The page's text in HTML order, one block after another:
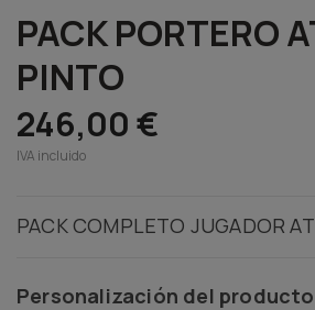
PACK PORTERO
PINTO
246,00 €
IVA incluido
PACK COMPLETO JUGADOR
Personalización del producto